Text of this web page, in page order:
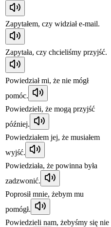
Zapytałem, czy widział e-mail.
Zapytała, czy chcieliśmy przyjść.
Powiedział mi, że nie mógł
pomóc.
Powiedzieli, że mogą przyjść
później.
Powiedziałem jej, że musiałem
wyjść.
Powiedziała, że powinna była
zadzwonić.
Poprosił mnie, żebym mu
pomógł.
Powiedzieli nam, żebyśmy się nie